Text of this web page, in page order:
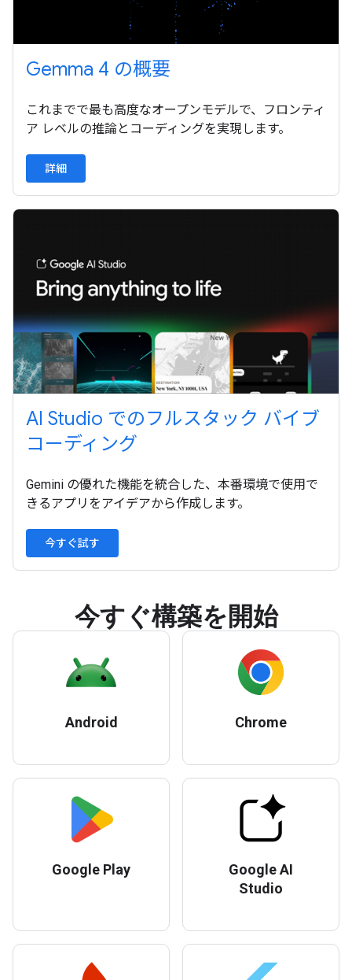
Gemma 4 の概要
これまでで最も高度なオープンモデルで、フロンティ
ア レベルの推論とコーディングを実現します。
詳細
AI Studio でのフルスタック バイブ
コーディング
Gemini の優れた機能を統合した、本番環境で使用で
きるアプリをアイデアから作成します。
今すぐ試す
今すぐ構築を開始
Android Chrome
Google Play
Google AI
Studio